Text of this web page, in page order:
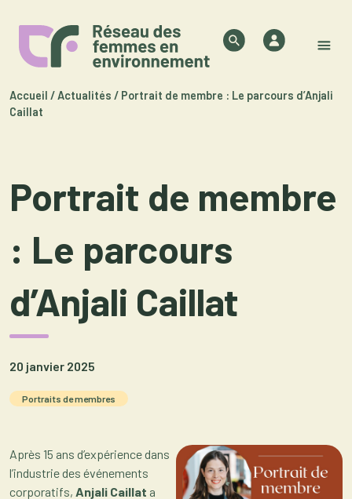
Accueil /Actualités / Portrait de membre : Le parcours d’Anjali
Caillat
Portrait de membre
: Le parcours
d’Anjali Caillat
20 janvier 2025
Portraits de membres
Après 15 ans d’expérience dans
l’industrie des événements
corporatifs, Anjali Caillat a